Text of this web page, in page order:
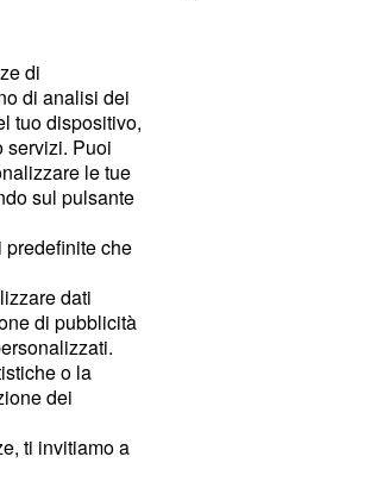
di
di analisi dei
tuo dispositivo,
servizi. Puoi
le tue
sul pulsante
predefinite che
dati
di pubblicità
o la
dei
ti invitiamo a